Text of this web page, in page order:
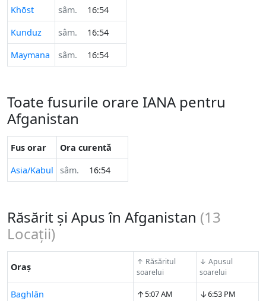
Khōst
sâm.
16:54
Kunduz
sâm.
16:54
Maymana
sâm. 16:54
Toate fusurile orare IANA pentru
Afganistan
Fus orar
Ora curentă
Asia/Kabul
sâm. 16:54
Răsărit și Apus în Afganistan (13
Locații)
Oraș
↑ Răsăritul
soarelui
↓ Apusul
soarelui
Baghlān ↑5:07 AM ↓6:53 PM